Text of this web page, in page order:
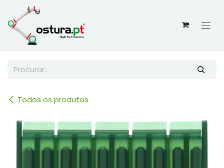
Skip to Content
Todos os produtos